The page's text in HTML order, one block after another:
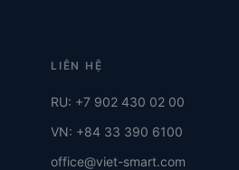
LIÊN HỆ
RU: +7 902 430 02 00
VN: +84 33 390 6100
office@viet-smart.com